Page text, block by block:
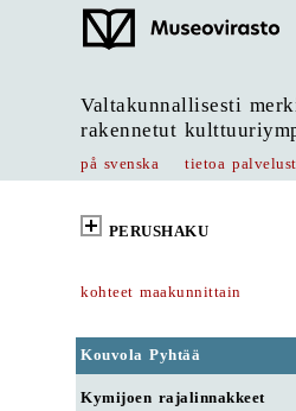
Valtakunnallisesti
rakennetut
på svenska tietoa
PERUSHAKU
kohteet maakunnittain
Kouvola Pyhtää
Kymijoen rajalinnakkeet